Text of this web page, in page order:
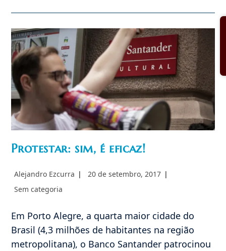
IPCO
Contra
Palestra
De
Judith
Butler
Protestar: sim, é eficaz!
Autor
post:
Alejandro Ezcurra
Post
20 de setembro, 2017
Categoria
Sem categoria
Em Porto Alegre, a quarta maior cidade do
Brasil (4,3 milhões de habitantes na região
metropolitana), o Banco Santander patrocinou